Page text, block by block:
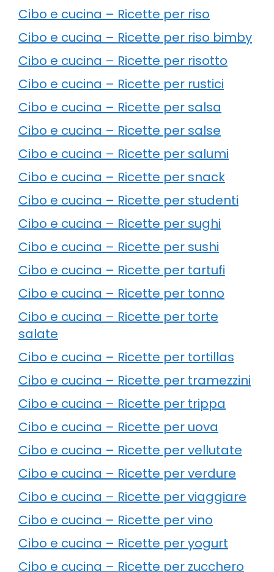
Cibo e cucina – Ricette per riso
Cibo e cucina – Ricette per riso bimby
Cibo e cucina – Ricette per risotto
Cibo e cucina – Ricette per rustici
Cibo e cucina – Ricette per salsa
Cibo e cucina – Ricette per salse
Cibo e cucina – Ricette per salumi
Cibo e cucina – Ricette per snack
Cibo e cucina – Ricette per studenti
Cibo e cucina – Ricette per sughi
Cibo e cucina – Ricette per sushi
Cibo e cucina – Ricette per tartufi
Cibo e cucina – Ricette per tonno
Cibo e cucina – Ricette per torte
salate
Cibo e cucina – Ricette per tortillas
Cibo e cucina – Ricette per tramezzini
Cibo e cucina – Ricette per trippa
Cibo e cucina – Ricette per uova
Cibo e cucina – Ricette per vellutate
Cibo e cucina – Ricette per verdure
Cibo e cucina – Ricette per viaggiare
Cibo e cucina – Ricette per vino
Cibo e cucina – Ricette per yogurt
Cibo e cucina – Ricette per zucchero